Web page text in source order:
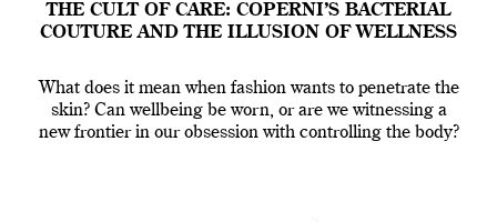
THE CULT OF CARE: COPERNI’S BACTERIAL
COUTURE AND THE ILLUSION OF WELLNESS
What does it mean when fashion wants to penetrate the
skin? Can wellbeing be worn, or are we witnessing a
new frontier in our obsession with controlling the body?